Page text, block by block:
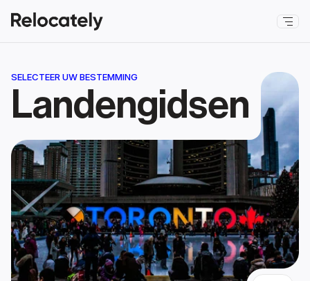
SELECTEER UW BESTEMMING
Landengidsen